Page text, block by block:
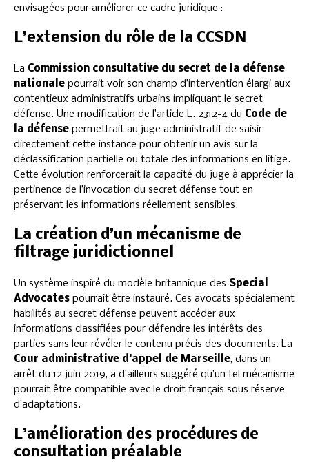
envisagées pour améliorer ce cadre juridique :
L’extension du rôle de la CCSDN
La Commission consultative du secret de la défense
nationale pourrait voir son champ d’intervention élargi aux
contentieux administratifs urbains impliquant le secret
défense. Une modification de l’article L. 2312-4 du Code de
la défense permettrait au juge administratif de saisir
directement cette instance pour obtenir un avis sur la
déclassification partielle ou totale des informations en litige.
Cette évolution renforcerait la capacité du juge à apprécier la
pertinence de l’invocation du secret défense tout en
préservant les informations réellement sensibles.
La création d’un mécanisme de
filtrage juridictionnel
Un système inspiré du modèle britannique des Special
Advocates pourrait être instauré. Ces avocats spécialement
habilités au secret défense peuvent accéder aux
informations classifiées pour défendre les intérêts des
parties sans leur révéler le contenu précis des documents. La
Cour administrative d’appel de Marseille, dans un
arrêt du 12 juin 2019, a d’ailleurs suggéré qu’un tel mécanisme
pourrait être compatible avec le droit français sous réserve
d’adaptations.
L’amélioration des procédures de
consultation préalable